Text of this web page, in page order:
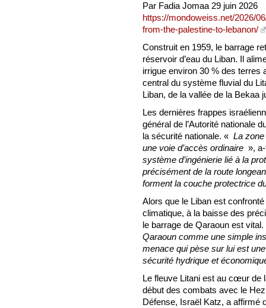
Par Fadia Jomaa 29 juin 2026
https://mondoweiss.net/2026/
from-the-palestine-to-lebanon/
Construit en 1959, le barrage
réservoir d’eau du Liban. Il
irrigue environ 30 % des terres
central du système fluvial du
Liban, de la vallée de la Bekaa
Les dernières frappes
général de l’Autorité nationale
la sécurité nationale. « La zone
une voie d’accès ordinaire »,
système d’ingénierie lié à la
précisément de la route
forment la couche protectrice
Alors que le Liban est
climatique, à la baisse des
le barrage de Qaraoun est
Qaraoun comme une simple
menace qui pèse sur lui est
sécurité hydrique et
Le fleuve Litani est au cœur de
début des combats avec le
Défense, Israël Katz, a affirmé